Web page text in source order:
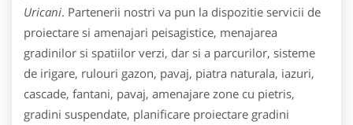
Uricani. Partenerii nostri va pun la dispozitie servicii de
proiectare si amenajari peisagistice, menajarea
gradinilor si spatiilor verzi, dar si a parcurilor, sisteme
de irigare, rulouri gazon, pavaj, piatra naturala, iazuri,
cascade, fantani, pavaj, amenajare zone cu pietris,
gradini suspendate, planificare proiectare gradini